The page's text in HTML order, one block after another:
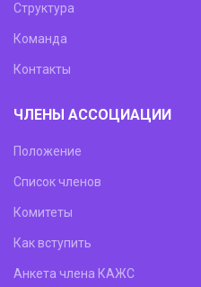
Структура
Команда
Контакты
ЧЛЕНЫ АССОЦИАЦИИ
Положение
Список членов
Комитеты
Как вступить
Анкета члена КАЖС